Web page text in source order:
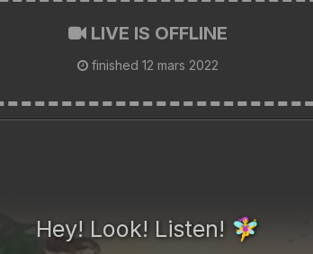
LIVE IS OFFLINE
finished 12 mars 2022
Hey! Look! Listen! 🧚‍♀️